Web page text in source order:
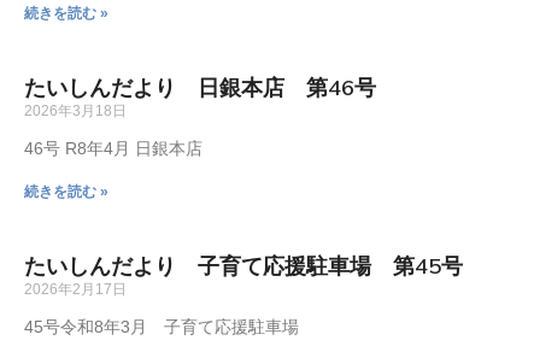
続きを読む »
たいしんだより 日銀本店 第46号
2026年3月18日
46号 R8年4月 日銀本店
続きを読む »
たいしんだより 子育て応援駐車場 第45号
2026年2月17日
45号令和8年3月 子育て応援駐車場